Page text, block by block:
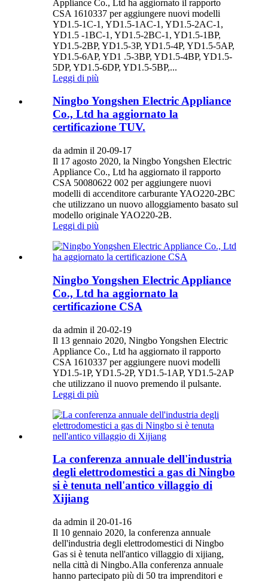
Appliance Co., Ltd ha aggiornato il rapporto
CSA 1610337 per aggiungere nuovi modelli
YD1.5-1C-1, YD1.5-1AC-1, YD1.5-2AC-1,
YD1.5 -1BC-1, YD1.5-2BC-1, YD1.5-1BP,
YD1.5-2BP, YD1.5-3P, YD1.5-4P, YD1.5-5AP,
YD1.5-6AP, YD1 .5-3BP, YD1.5-4BP, YD1.5-
5DP, YD1.5-6DP, YD1.5-5BP,...
Leggi di più
Ningbo Yongshen Electric Appliance
Co., Ltd ha aggiornato la
certificazione TUV.
da admin il 20-09-17
Il 17 agosto 2020, la Ningbo Yongshen Electric
Appliance Co., Ltd ha aggiornato il rapporto
CSA 50080622 002 per aggiungere nuovi
modelli di accenditore carburante YAO220-2BC
che utilizzano un nuovo alloggiamento basato sul
modello originale YAO220-2B.
Leggi di più
Ningbo Yongshen Electric Appliance
Co., Ltd ha aggiornato la
certificazione CSA
da admin il 20-02-19
Il 13 gennaio 2020, Ningbo Yongshen Electric
Appliance Co., Ltd ha aggiornato il rapporto
CSA 1610337 per aggiungere nuovi modelli
YD1.5-1P, YD1.5-2P, YD1.5-1AP, YD1.5-2AP
che utilizzano il nuovo premendo il pulsante.
Leggi di più
La conferenza annuale dell'industria
degli elettrodomestici a gas di Ningbo
si è tenuta nell'antico villaggio di
Xijiang
da admin il 20-01-16
Il 10 gennaio 2020, la conferenza annuale
dell'industria degli elettrodomestici di Ningbo
Gas si è tenuta nell'antico villaggio di xijiang,
nella città di Ningbo.Alla conferenza annuale
hanno partecipato più di 50 tra imprenditori e